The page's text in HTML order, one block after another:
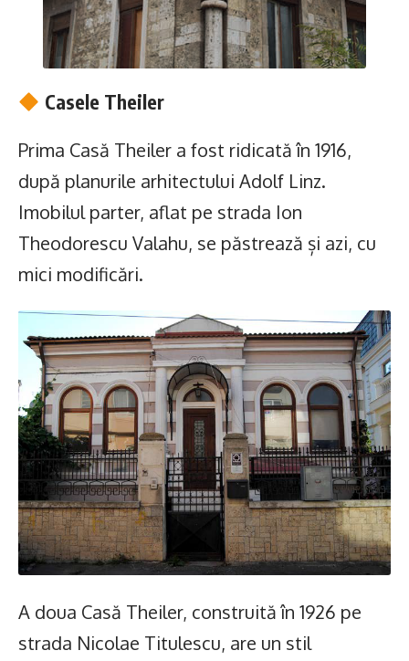
Casele Theiler
Prima Casă Theiler a fost ridicată în 1916,
după planurile arhitectului Adolf Linz.
Imobilul parter, aflat pe strada Ion
Theodorescu Valahu, se păstrează și azi, cu
mici modificări.
A doua Casă Theiler, construită în 1926 pe
strada Nicolae Titulescu, are un stil